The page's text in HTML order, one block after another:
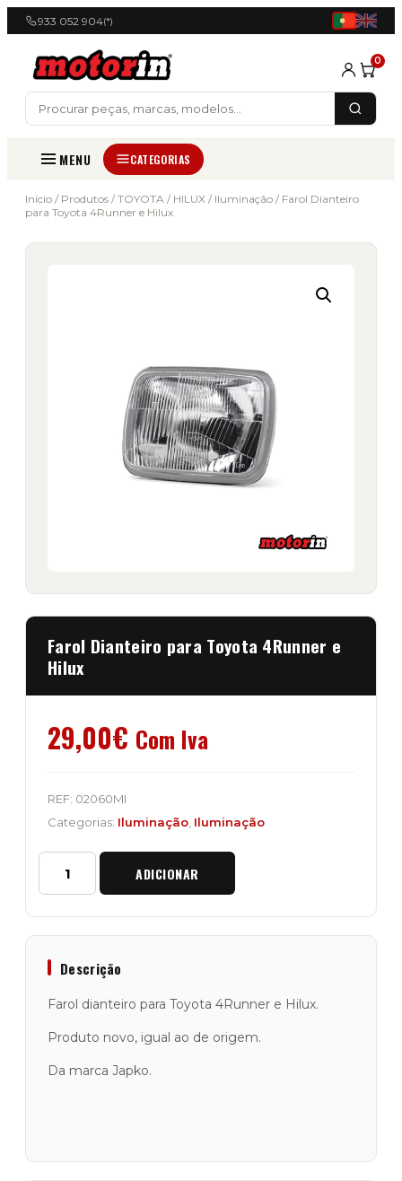
933 052 904(*)
0
MENU CATEGORIAS
Início / Produtos / TOYOTA / HILUX / Iluminação / Farol Dianteiro
para Toyota 4Runner e Hilux
Farol Dianteiro para Toyota 4Runner e
Hilux
29,00€ Com Iva
REF: 02060MI
Categorias: Iluminação Iluminação
Quantidade
Farol
4Runner
Hilux
ADICIONAR
Descrição
Farol dianteiro para Toyota 4Runner e Hilux.
Produto novo, igual ao de origem.
Da marca Japko.